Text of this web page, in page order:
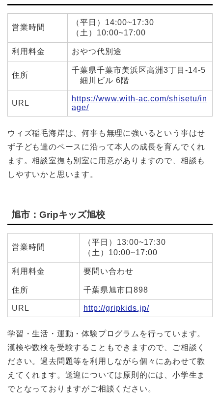
営業時間
（平日）14:00~17:30
（土）10:00~17:00
利用料金 おやつ代別途
住所
千葉県千葉市美浜区高洲3丁目-14-5
細川ビル 6階
URL
https://www.with-ac.com/shisetu/in
age/
ウィズ稲毛海岸は、何事も無理に強いるという事はせ
ず子ども達のペースに沿って本人の成長を育んでくれ
ます。相談室撫も別室に用意がありますので、相談も
しやすいかと思います。
旭市：Gripキッズ旭校
営業時間
（平日）13:00~17:30
（土）10:00~17:00
利用料金 要問い合わせ
住所 千葉県旭市口898
URL http://gripkids.jp/
学習・生活・運動・体験プログラムを行っています。
漢検や数検を受験することもできますので、ご相談く
ださい。過去問題等を利用しながら個々にあわせて教
えてくれます。送迎については原則的には、小学生ま
でとなっておりますがご相談ください。